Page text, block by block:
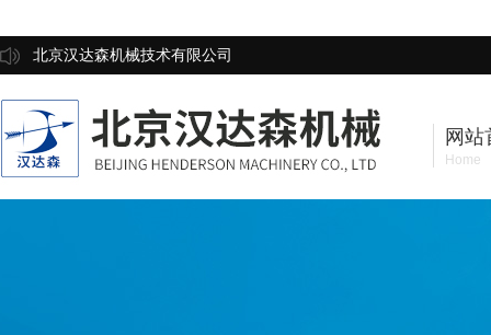
北京汉达森机械技术有限公司
网站
Home